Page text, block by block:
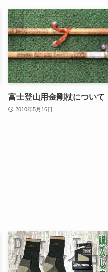
富士登山用金剛杖について
2010年5月16日